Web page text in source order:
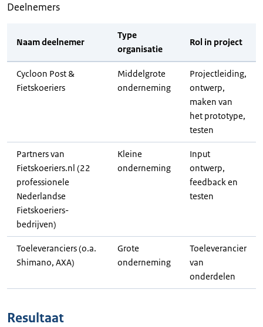
Deelnemers
Naam deelnemer
Type
organisatie
Rol in project
Cycloon Post &
Fietskoeriers
Middelgrote
onderneming
Projectleiding,
ontwerp,
maken van
het prototype,
testen
Partners van
Fietskoeriers.nl (22
professionele
Nederlandse
Fietskoeriers-
bedrijven)
Kleine
onderneming
Input
ontwerp,
feedback en
testen
Toeleveranciers (o.a.
Shimano, AXA)
Grote
onderneming
Toeleverancier
van
onderdelen
Resultaat